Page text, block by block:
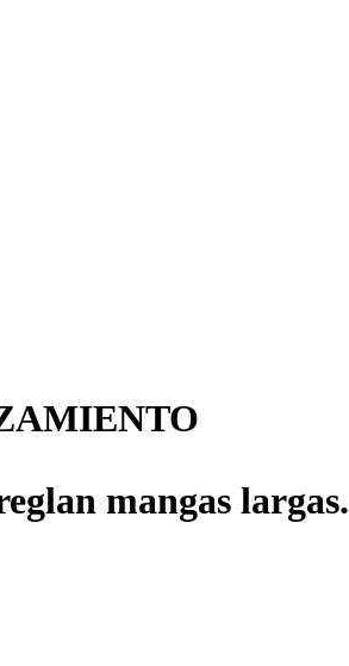
mangas largas.